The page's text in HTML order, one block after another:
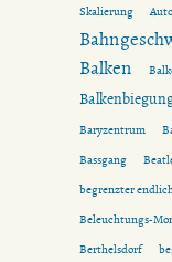
Skalierung
Balken
Baryzentrum
Bassgang
begrenzter
Beleuchtungs-
Berthelsdorf